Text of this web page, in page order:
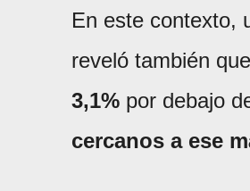
En este contexto,
reveló también que
3,1% por debajo
cercanos a ese